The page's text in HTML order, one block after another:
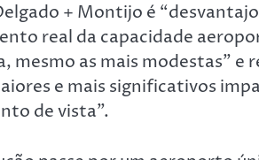
+ Montijo é
real da capacidade
mesmo as mais modestas” e
e mais significativos
de vista”.